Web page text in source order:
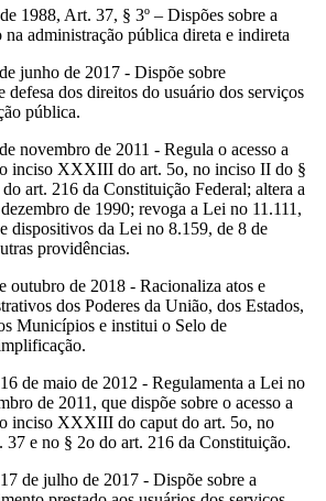
1988, Art. 37, § 3º – Dispões sobre a
administração pública direta e indireta
junho de 2017 - Dispõe sobre
defesa dos direitos do usuário dos serviços
pública.
novembro de 2011 - Regula o acesso a
inciso XXXIII do art. 5o, no inciso II do §
art. 216 da Constituição Federal; altera a
de 1990; revoga a Lei no 11.111,
dispositivos da Lei no 8.159, de 8 de
providências.
outubro de 2018 - Racionaliza atos e
dos Poderes da União, dos Estados,
Municípios e institui o Selo de
de maio de 2012 - Regulamenta a Lei no
de 2011, que dispõe sobre o acesso a
inciso XXXIII do caput do art. 5o, no
e no § 2o do art. 216 da Constituição.
de julho de 2017 - Dispõe sobre a